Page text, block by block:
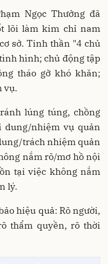
Ngọc Thưởng đã
lõi làm kim chỉ nam
sở. Tinh thần "4 chủ
hình; chủ động tập
tháo gỡ khó khăn;
vụ.
lúng túng, chồng
dung/nhiệm vụ quản
trách nhiệm quản
nắm rõ/mơ hồ nội
tại việc không nắm
lý.
hiệu quả: Rõ người,
thẩm quyền, rõ thời